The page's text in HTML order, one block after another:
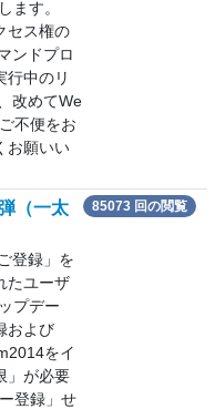
ます。
セス権の
ンドプロ
行中のリ
改めてWe
不便をお
お願いい
（一太
登録」を
たユーザ
プデー
および
をイ
」が必要
登録」せ
85073 回の閲覧